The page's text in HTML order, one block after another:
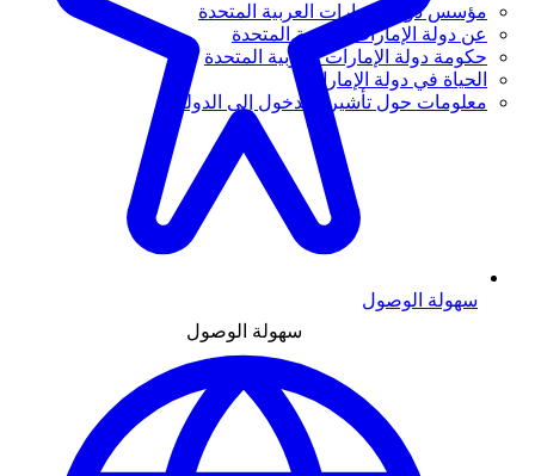
مؤسس دولة الإمارات العربية المتحدة
عن دولة الإمارات العربية المتحدة
حكومة دولة الإمارات العربية المتحدة
الحياة في دولة الإمارات
معلومات حول تأشيرة الدخول إلى الدولة
سهولة الوصول
سهولة الوصول